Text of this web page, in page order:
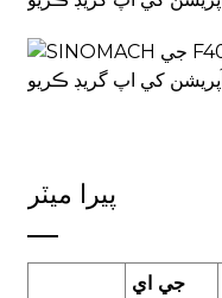
پيرا ميٽر
جي اي